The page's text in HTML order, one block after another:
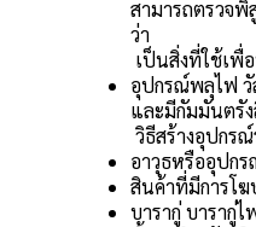
สามารถตรวจ
ว่า
เป็นสิ่งที่ใช้เพื่
อุปกรณ์พลุไฟ วั
และมีกัมมันตรัง
วิธีสร้างอุปกรณ์
อาวุธหรืออุปก
สินค้าที่มีการโฆ
บารากู่ บารากู่